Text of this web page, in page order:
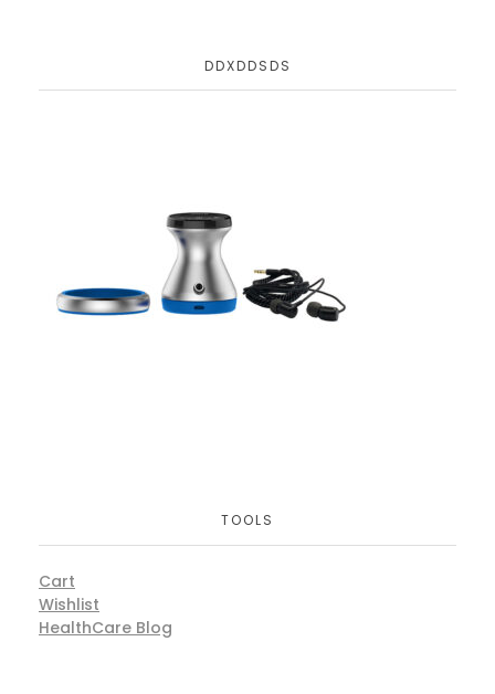
DDXDDSDS
TOOLS
Cart
Wishlist
HealthCare Blog